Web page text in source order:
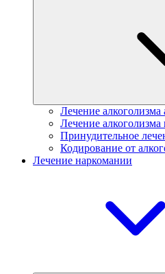
Лечение алкоголизма
Лечение алкоголизма
Принудительное
Кодирование от
Лечение наркомании